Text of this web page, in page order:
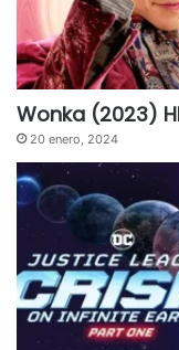
Wonka (2023)
20 enero, 2024